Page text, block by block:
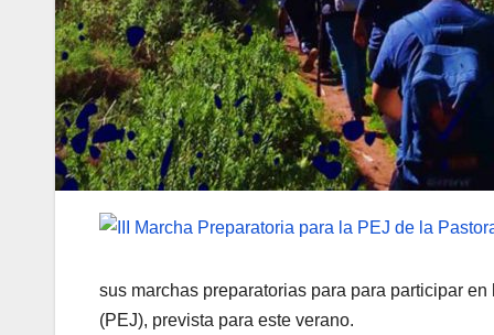
sus marchas preparatorias para para participar
(PEJ), prevista para este verano.